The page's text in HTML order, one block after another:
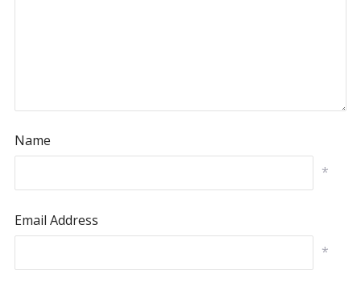
Name
*
Email Address
*